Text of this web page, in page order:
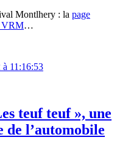
Montlhery : la page
VRM…
11:16:53
teuf teuf », une
de l’automobile